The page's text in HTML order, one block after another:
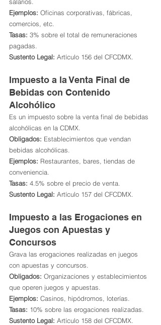
Ejemplos: Oficinas corporativas, fábricas,
comercios, etc.
Tasas: 3% sobre el total de remuneraciones
pagadas.
Sustento Legal: Artículo 156 del CFCDMX.
Impuesto a la Venta Final de
Bebidas con Contenido
Alcohólico
Es un impuesto sobre la venta final de bebidas
alcohólicas en la CDMX.
Obligados: Establecimientos que vendan
bebidas alcohólicas.
Ejemplos: Restaurantes, bares, tiendas de
conveniencia.
Tasas: 4.5% sobre el precio de venta.
Sustento Legal: Artículo 157 del CFCDMX.
Impuesto a las Erogaciones en
Juegos con Apuestas y
Concursos
Grava las erogaciones realizadas en juegos
con apuestas y concursos.
Obligados: Organizaciones y establecimientos
que operen juegos y apuestas.
Ejemplos: Casinos, hipódromos, loterías.
Tasas: 10% sobre las erogaciones realizadas.
Sustento Legal: Artículo 158 del CFCDMX.